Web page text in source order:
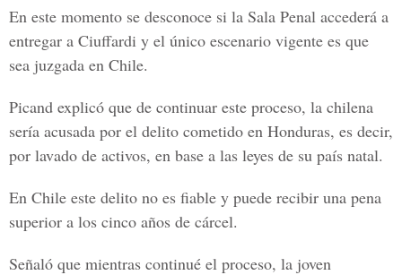
En este momento se desconoce si la Sala Penal accederá a
entregar a Ciuffardi y el único escenario vigente es que
sea juzgada en Chile.
Picand explicó que de continuar este proceso, la chilena
sería acusada por el delito cometido en Honduras, es decir,
por lavado de activos, en base a las leyes de su país natal.
En Chile este delito no es fiable y puede recibir una pena
superior a los cinco años de cárcel.
Señaló que mientras continué el proceso, la joven